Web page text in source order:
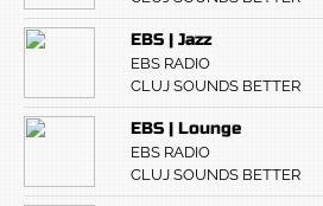
EBS | Jazz
EBS RADIO
CLUJ SOUNDS BETTER
EBS | Lounge
EBS RADIO
CLUJ SOUNDS BETTER